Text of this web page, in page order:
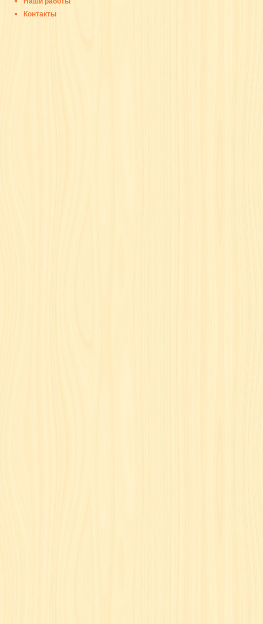
Контакты